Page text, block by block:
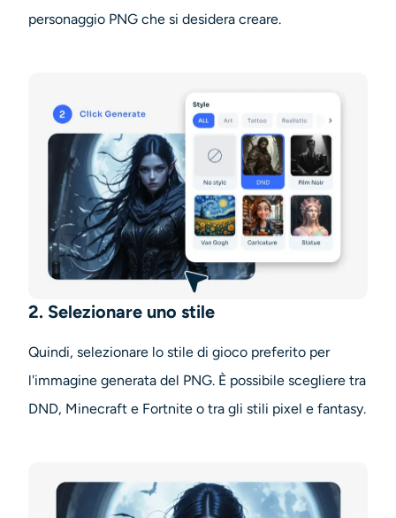
personaggio PNG che si desidera creare.
2. Selezionare uno stile
Quindi, selezionare lo stile di gioco preferito per
l'immagine generata del PNG. È possibile scegliere tra
DND, Minecraft e Fortnite o tra gli stili pixel e fantasy.